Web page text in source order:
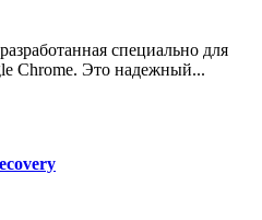
специально для
Chrome. Это надежный...